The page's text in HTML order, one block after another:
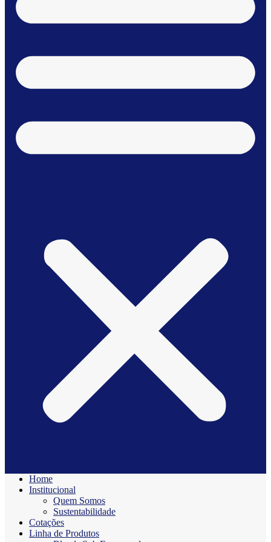
Home
Institucional
Quem Somos
Sustentabilidade
Cotações
Linha de Produtos